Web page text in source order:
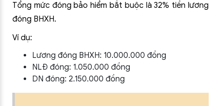
Tổng mức đóng bảo hiểm bắt buộc là 32% tiền lương
đóng BHXH.
Ví dụ:
Lương đóng BHXH: 10.000.000 đồng
NLĐ đóng: 1.050.000 đồng
DN đóng: 2.150.000 đồng